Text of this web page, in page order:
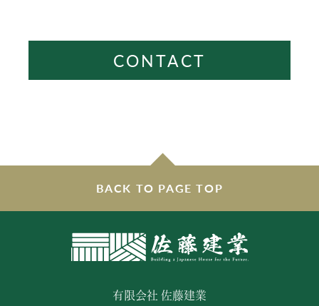
CONTACT
BACK TO PAGE TOP
有限会社 佐藤建業